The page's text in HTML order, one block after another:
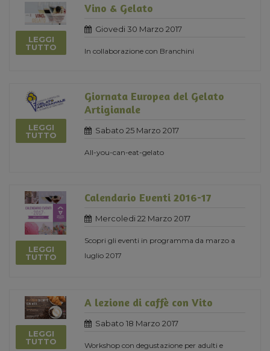
LEGGI
TUTTO
Vino & Gelato
Giovedi 30 Marzo 2017
In collaborazione con Branchini
LEGGI
TUTTO
Giornata Europea del Gelato
Artigianale
Sabato 25 Marzo 2017
All-you-can-eat-gelato
LEGGI
TUTTO
Calendario Eventi 2016-17
Mercoledi 22 Marzo 2017
Scopri gli eventi in programma da marzo a
luglio 2017
LEGGI
TUTTO
A lezione di caffè con Vito
Sabato 18 Marzo 2017
Workshop con degustazione per adulti e